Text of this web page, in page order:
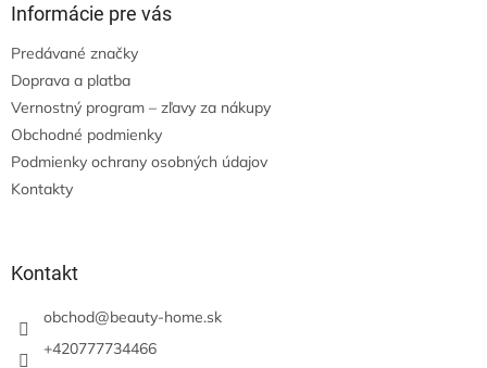
Informácie pre vás
Predávané značky
Doprava a platba
Vernostný program – zľavy za nákupy
Obchodné podmienky
Podmienky ochrany osobných údajov
Kontakty
Kontakt
obchod@beauty-home.sk
+420777734466